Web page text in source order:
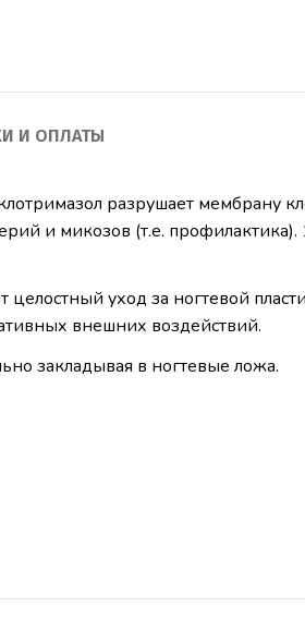
И ОПЛАТЫ
разрушает мембрану
и микозов (т.е. профилактика).
уход за ногтевой
внешних воздействий.
закладывая в ногтевые ложа.